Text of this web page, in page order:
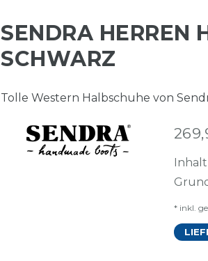
SENDRA HERREN
SCHWARZ
Tolle Western Halbschuhe von
Inhalt
* inkl.